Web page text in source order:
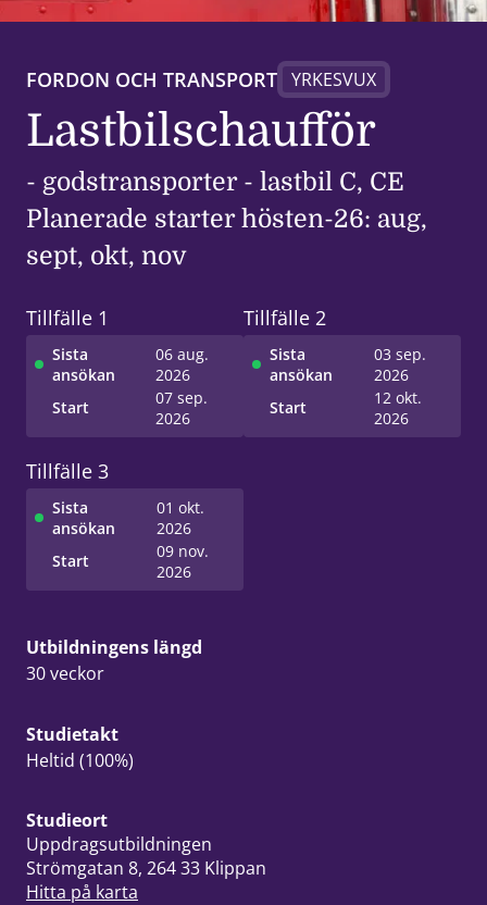
FORDON OCH TRANSPORT YRKESVUX
Lastbilschaufför
- godstransporter - lastbil C, CE
Planerade starter hösten-26: aug,
sept, okt, nov
Tillfälle 1
Sista
ansökan
06 aug.
2026
Start
07 sep.
2026
Tillfälle 2
Sista
ansökan
03 sep.
2026
Start
12 okt.
2026
Tillfälle 3
Sista
ansökan
01 okt.
2026
Start
09 nov.
2026
Utbildningens längd
30 veckor
Studietakt
Heltid (100%)
Studieort
Uppdragsutbildningen
Strömgatan 8, 264 33 Klippan
Hitta på karta